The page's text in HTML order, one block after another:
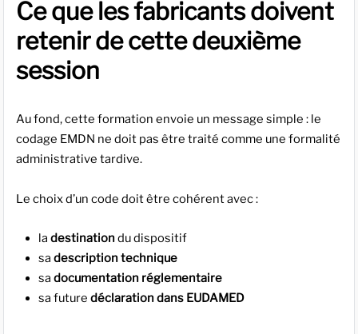
Ce que les fabricants doivent
retenir de cette deuxième
session
Au fond, cette formation envoie un message simple : le
codage EMDN ne doit pas être traité comme une formalité
administrative tardive.
Le choix d’un code doit être cohérent avec :
ladestinationdu dispositif
sadescription technique
sadocumentation réglementaire
sa futuredéclaration dans EUDAMED